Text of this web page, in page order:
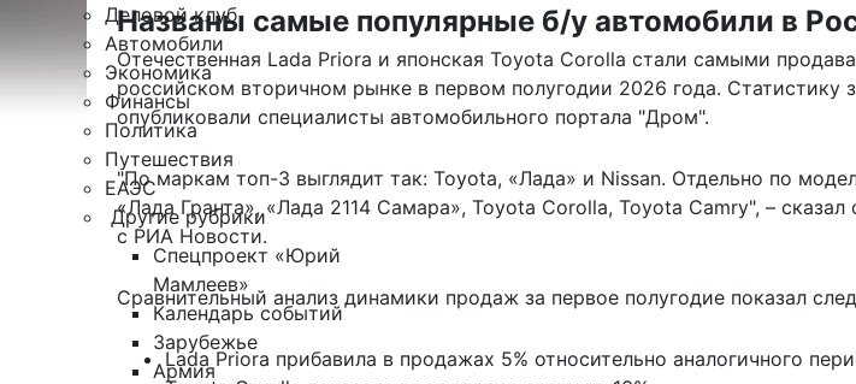
Деловой клуб
Автомобили
Экономика
Финансы
Политика
Путешествия
ЕАЭС
Другие рубрики
Спецпроект «Юрий
Мамлеев»
Календарь событий
Зарубежье
Армия
Названы самые популярные б/у автомобили в
Отечественная Lada Priora и японская Toyota Corolla стали самыми
российском вторичном рынке в первом полугодии 2026 года. Статистику
опубликовали специалисты автомобильного портала "Дром".
"По маркам топ-3 выглядит так: Toyota, «Лада» и Nissan. Отдельно по
«Лада Гранта», «Лада 2114 Самара», Toyota Corolla, Toyota Camry", – сказал
с РИА Новости.
Сравнительный анализ динамики продаж за первое полугодие показал
Lada Priora прибавила в продажах 5% относительно аналогичного